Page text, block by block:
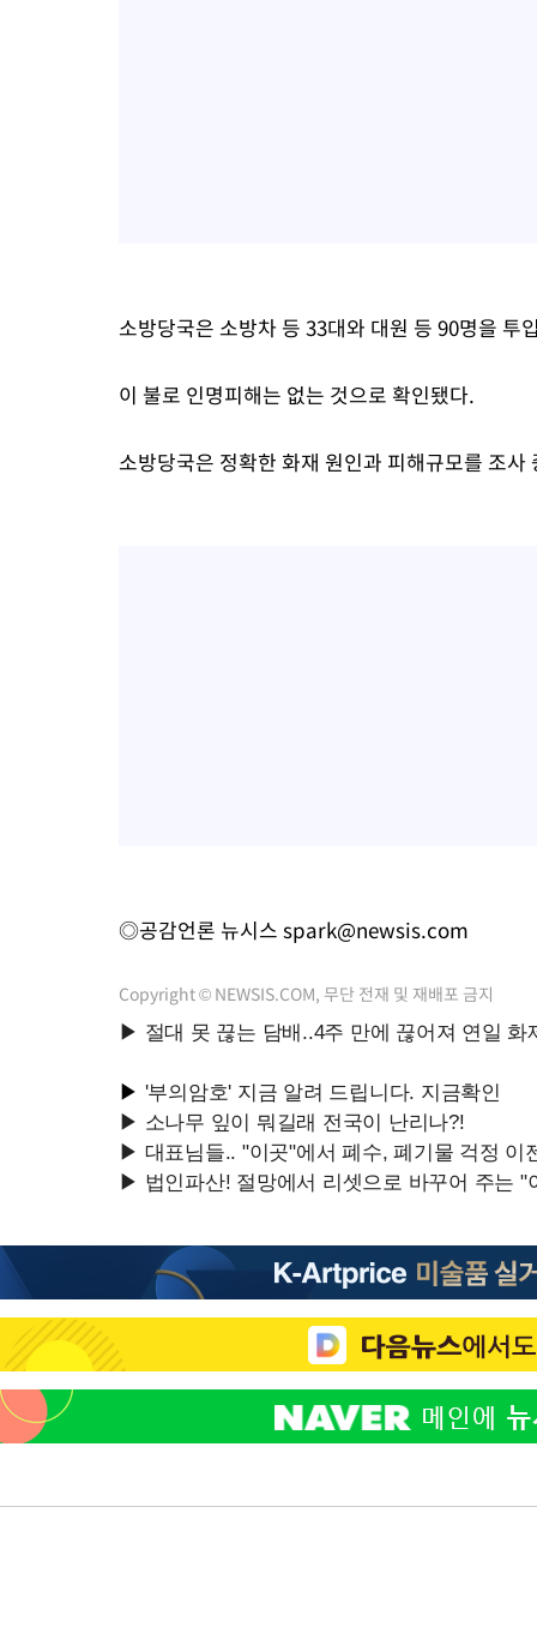
소방당국은 소방차 등 33대와 대원 등 90명을 투
이 불로 인명피해는 없는 것으로 확인됐다.
소방당국은 정확한 화재 원인과 피해규모를 조사
◎공감언론 뉴시스 spark@newsis.com
Copyright © NEWSIS.COM, 무단 전재 및 재배포 금지